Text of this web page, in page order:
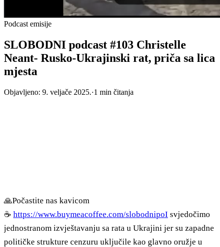
Podcast emisije
SLOBODNI podcast #103 Christelle
Neant- Rusko-Ukrajinski rat, priča sa lica
mjesta
Objavljeno: 9. veljače 2025.·1 min čitanja
🙏Počastite nas kavicom
☕ https://www.buymeacoffee.com/slobodnipoI svjedočimo
jednostranom izvještavanju sa rata u Ukrajini jer su zapadne
političke strukture cenzuru uključile kao glavno oružje u